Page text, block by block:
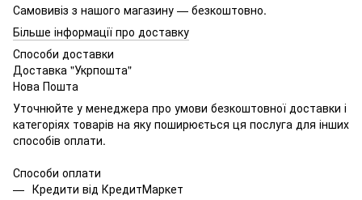
Самовивіз з нашого магазину — безкоштовно.
Більше інформації про доставку
Способи доставки
Доставка "Укрпошта"
Нова Пошта
Уточнюйте у менеджера про умови безкоштовної доставки і
категоріях товарів на яку поширюється ця послуга для інших
способів оплати.
Способи оплати
Кредити від КредитМаркет